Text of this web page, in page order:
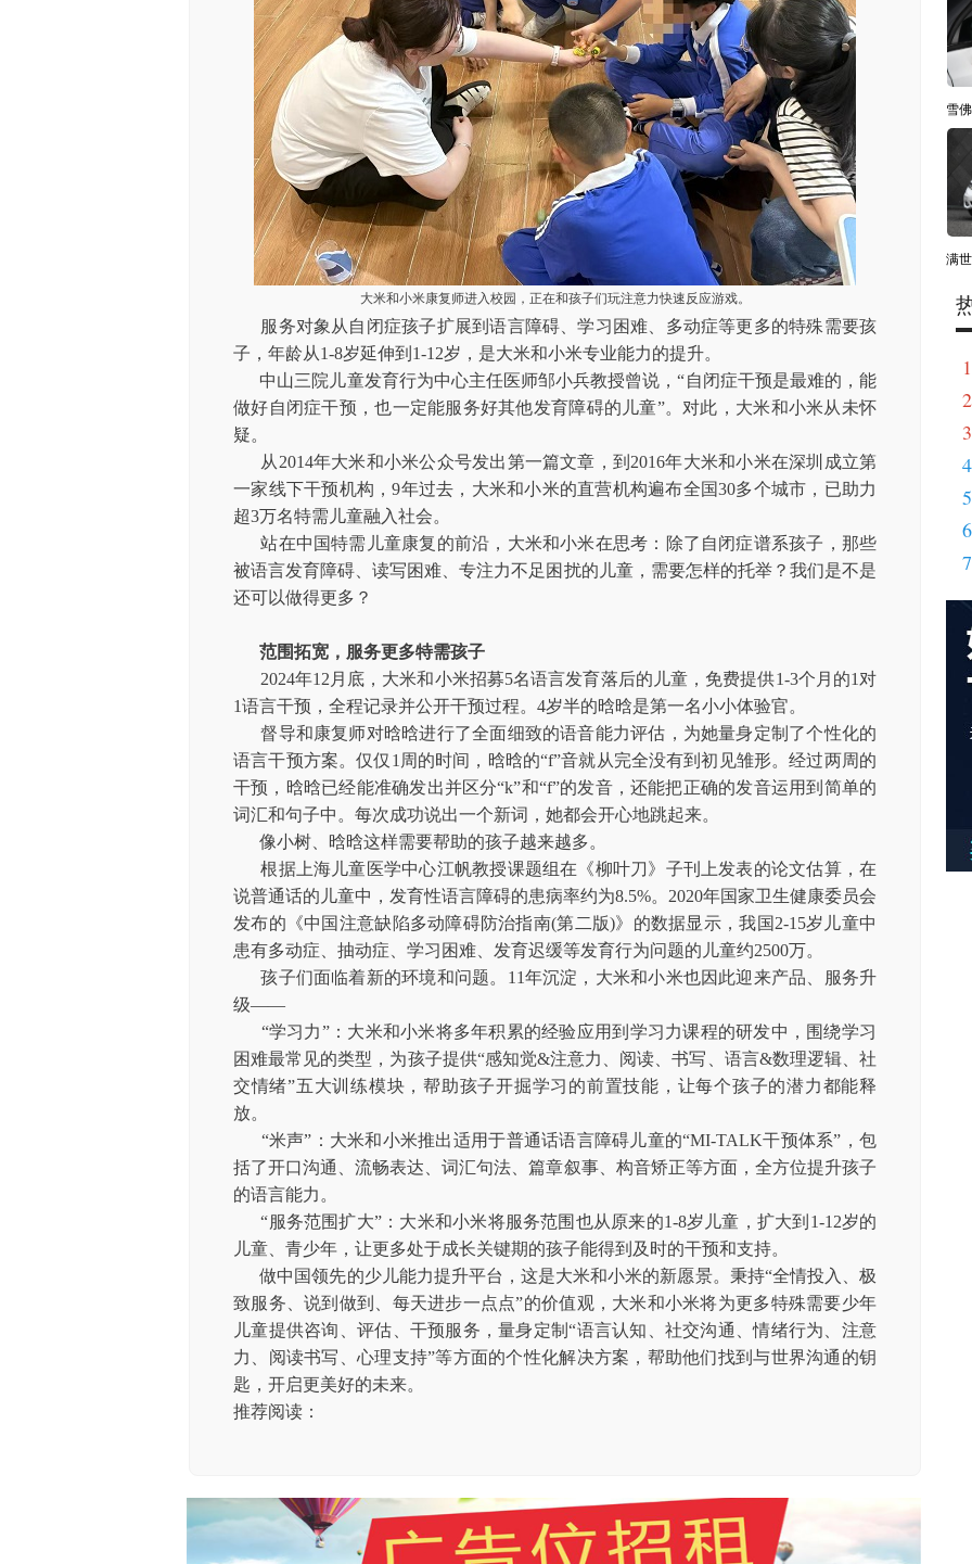
大米和小米康复师进入校园，正在和孩子们玩注意力快速反应游戏。
服务对象从自闭症孩子扩展到语言障碍、学习困难、多动症等更多的特殊需要孩
子，年龄从1-8岁延伸到1-12岁，是大米和小米专业能力的提升。
中山三院儿童发育行为中心主任医师邹小兵教授曾说，“自闭症干预是最难的，能
做好自闭症干预，也一定能服务好其他发育障碍的儿童”。对此，大米和小米从未怀
疑。
从2014年大米和小米公众号发出第一篇文章，到2016年大米和小米在深圳成立第
一家线下干预机构，9年过去，大米和小米的直营机构遍布全国30多个城市，已助力
超3万名特需儿童融入社会。
站在中国特需儿童康复的前沿，大米和小米在思考：除了自闭症谱系孩子，那些
被语言发育障碍、读写困难、专注力不足困扰的儿童，需要怎样的托举？我们是不是
还可以做得更多？
范围拓宽，服务更多特需孩子
2024年12月底，大米和小米招募5名语言发育落后的儿童，免费提供1-3个月的1对
1语言干预，全程记录并公开干预过程。4岁半的晗晗是第一名小小体验官。
督导和康复师对晗晗进行了全面细致的语音能力评估，为她量身定制了个性化的
语言干预方案。仅仅1周的时间，晗晗的“f”音就从完全没有到初见雏形。经过两周的
干预，晗晗已经能准确发出并区分“k”和“f”的发音，还能把正确的发音运用到简单的
词汇和句子中。每次成功说出一个新词，她都会开心地跳起来。
像小树、晗晗这样需要帮助的孩子越来越多。
根据上海儿童医学中心江帆教授课题组在《柳叶刀》子刊上发表的论文估算，在
说普通话的儿童中，发育性语言障碍的患病率约为8.5%。2020年国家卫生健康委员会
发布的《中国注意缺陷多动障碍防治指南(第二版)》的数据显示，我国2-15岁儿童中
患有多动症、抽动症、学习困难、发育迟缓等发育行为问题的儿童约2500万。
孩子们面临着新的环境和问题。11年沉淀，大米和小米也因此迎来产品、服务升
级——
“学习力”：大米和小米将多年积累的经验应用到学习力课程的研发中，围绕学习
困难最常见的类型，为孩子提供“感知觉&注意力、阅读、书写、语言&数理逻辑、社
交情绪”五大训练模块，帮助孩子开掘学习的前置技能，让每个孩子的潜力都能释
放。
“米声”：大米和小米推出适用于普通话语言障碍儿童的“MI-TALK干预体系”，包
括了开口沟通、流畅表达、词汇句法、篇章叙事、构音矫正等方面，全方位提升孩子
的语言能力。
“服务范围扩大”：大米和小米将服务范围也从原来的1-8岁儿童，扩大到1-12岁的
儿童、青少年，让更多处于成长关键期的孩子能得到及时的干预和支持。
做中国领先的少儿能力提升平台，这是大米和小米的新愿景。秉持“全情投入、极
致服务、说到做到、每天进步一点点”的价值观，大米和小米将为更多特殊需要少年
儿童提供咨询、评估、干预服务，量身定制“语言认知、社交沟通、情绪行为、注意
力、阅读书写、心理支持”等方面的个性化解决方案，帮助他们找到与世界沟通的钥
匙，开启更美好的未来。
推荐阅读：
雪
满
1
2
3
4
5
6
7